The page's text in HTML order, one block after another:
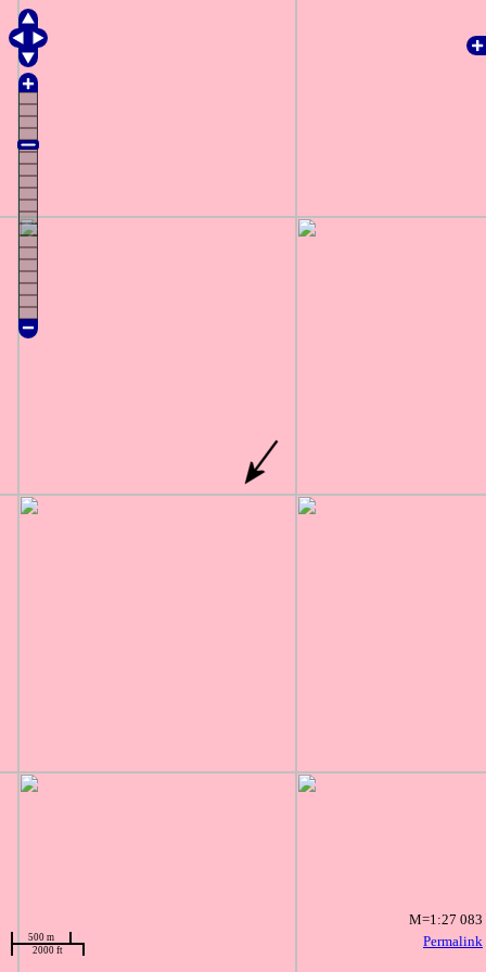
Permalink
500 m
2000 ft
M=1:27 083